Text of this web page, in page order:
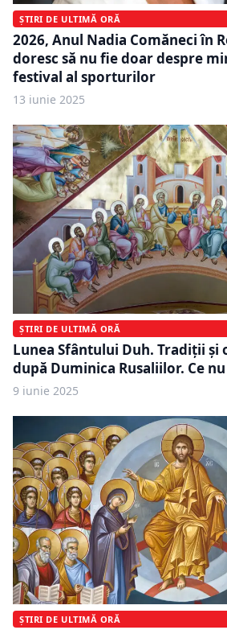
ȘTIRI DE ULTIMĂ ORĂ
2026, Anul Nadia Comăneci în
doresc să nu fie doar despre
festival al sporturilor
13 iunie 2025
ȘTIRI DE ULTIMĂ ORĂ
Lunea Sfântului Duh. Tradiții și
după Duminica Rusaliilor. Ce
9 iunie 2025
ȘTIRI DE ULTIMĂ ORĂ